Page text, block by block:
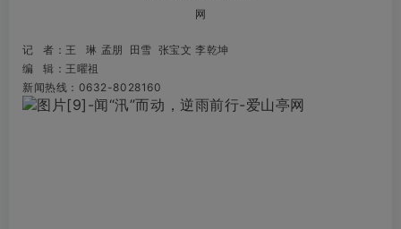
记 者：王 琳 孟朋 田雪 张宝文 李乾坤
编 辑： 王曜祖
新闻热线：0632-8028160